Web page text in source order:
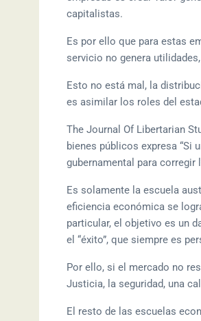
capitalistas.
Es por ello que para estas
servicio no genera
Esto no está mal, la
es asimilar los roles del
The Journal Of Libertarian
bienes públicos expresa “Si
gubernamental para corregir
Es solamente la escuela
eficiencia económica se
particular, el objetivo es un
el “éxito”, que siempre es
Por ello, si el mercado no
Justicia, la seguridad, una
El resto de las escuelas